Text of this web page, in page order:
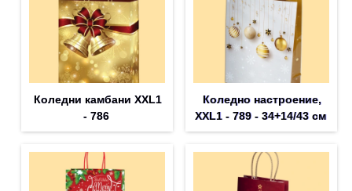
Коледни камбани XXL1
- 786
Коледно настроение,
XXL1 - 789 - 34+14/43 см